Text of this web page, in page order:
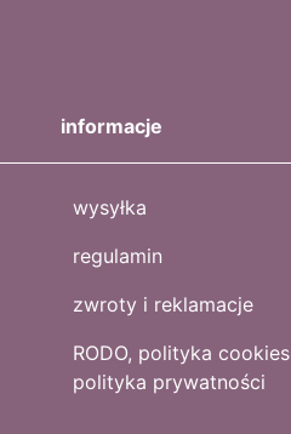
informacje
wysyłka
regulamin
zwroty i reklamacje
RODO, polityka cookies
polityka prywatności